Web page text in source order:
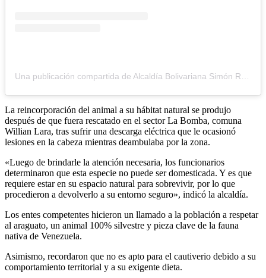
La reincorporación del animal a su hábitat natural se produjo
después de que fuera rescatado en el sector La Bomba, comuna
Willian Lara, tras sufrir una descarga eléctrica que le ocasionó
lesiones en la cabeza mientras deambulaba por la zona.
«Luego de brindarle la atención necesaria, los funcionarios
determinaron que esta especie no puede ser domesticada. Y es que
requiere estar en su espacio natural para sobrevivir, por lo que
procedieron a devolverlo a su entorno seguro», indicó la alcaldía.
Los entes competentes hicieron un llamado a la población a respetar
al araguato, un animal 100% silvestre y pieza clave de la fauna
nativa de Venezuela.
Asimismo, recordaron que no es apto para el cautiverio debido a su
comportamiento territorial y a su exigente dieta.